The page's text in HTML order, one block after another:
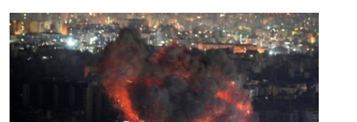
ПОДКАСТ ЗОШТО?
СЛЕДЕТЕ НЕ